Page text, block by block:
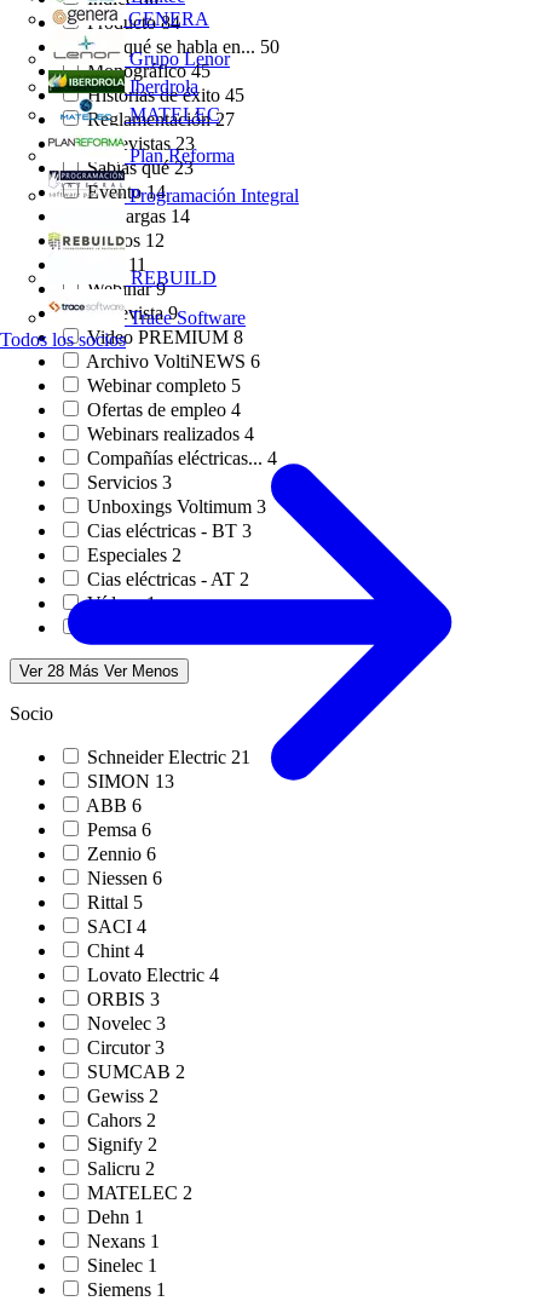
GENERA
Grupo Lenor
Iberdrola
MATELEC
Plan Reforma
Programación Integral
REBUILD
Trace Software
Todos los socios
Producto84
¿De qué se habla en... 50
Monográfico45
Historias de éxito 45
Reglamentación27
Entrevistas 23
Sabías qué23
Evento14
Descargas 14
Cursos 12
11
Webinar9
Entrevista9
Video PREMIUM 8
Archivo VoltiNEWS 6
Webinar completo 5
Ofertas de empleo 4
Webinars realizados 4
Compañías eléctricas... 4
Servicios 3
Unboxings Voltimum 3
Cias eléctricas - BT 3
Especiales 2
Cias eléctricas - AT 2
Vídeos1
Ver 28 Más Ver Menos
Socio
Schneider Electric 21
SIMON 13
ABB 6
Pemsa 6
Zennio 6
Niessen 6
Rittal 5
SACI 4
Chint 4
Lovato Electric 4
ORBIS 3
Novelec 3
Circutor3
SUMCAB 2
Gewiss 2
Cahors 2
Signify 2
Salicru 2
MATELEC 2
Dehn 1
Nexans 1
Sinelec 1
Siemens 1